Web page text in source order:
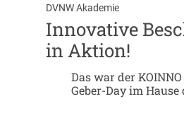
DVNW Akademie
Innovative
in Aktion!
Das war der
Geber-Day im Hause